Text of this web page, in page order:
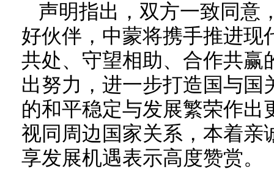
声明指出，双方一致同意
好伙伴，中蒙将携手推进现
共处、守望相助、合作共赢
出努力，进一步打造国与国
的和平稳定与发展繁荣作出
视同周边国家关系，本着亲
享发展机遇表示高度赞赏。